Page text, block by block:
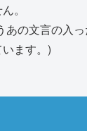
。
あの文言の入
ます。)